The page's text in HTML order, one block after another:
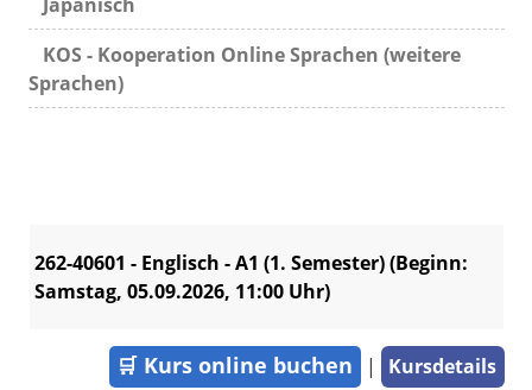
KOS - Kooperation Online Sprachen (weitere
Sprachen)
262-40601 - Englisch - A1 (1. Semester) (Beginn:
Samstag, 05.09.2026, 11:00 Uhr)
🛒 Kurs online buchen | Kursdetails